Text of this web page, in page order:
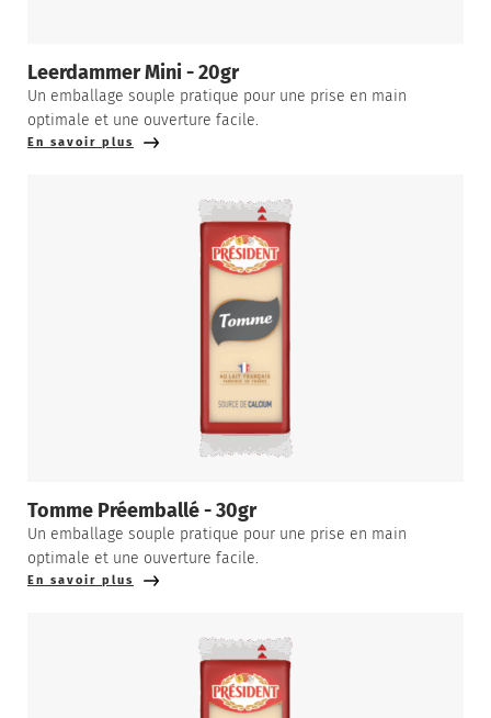
Leerdammer Mini - 20gr
Un emballage souple pratique pour une prise en main
optimale et une ouverture facile.
En savoir plus
Tomme Préemballé - 30gr
Un emballage souple pratique pour une prise en main
optimale et une ouverture facile.
En savoir plus